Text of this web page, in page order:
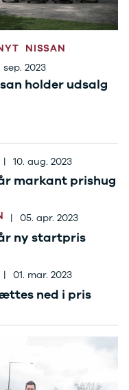
NISSAN
sep. 2023
holder udsalg
| 10. aug. 2023
markant prishug
| 05. apr. 2023
ny startpris
| 01. mar. 2023
ned i pris